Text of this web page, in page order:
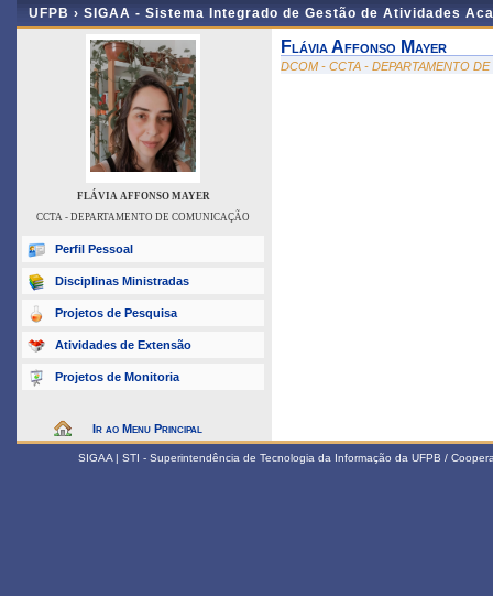
UFPB › SIGAA - Sistema Integrado de Gestão de Atividades
FLÁVIA AFFONSO MAYER
CCTA - DEPARTAMENTO DE COMUNICAÇÃO
Perfil Pessoal
Disciplinas Ministradas
Projetos de Pesquisa
Atividades de Extensão
Projetos de Monitoria
Ir ao Menu Principal
Flávia Affonso Mayer
DCOM - CCTA - DEPARTAMENTO
SIGAA | STI - Superintendência de Tecnologia da Informação da UFPB /